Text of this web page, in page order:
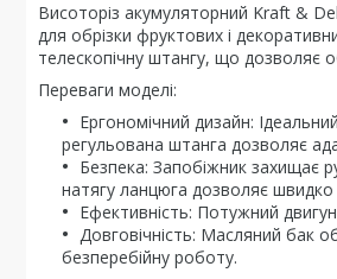
Висоторіз акумуляторний Kraft &
для обрізки фруктових і
телескопічну штангу, що дозволяє
Переваги моделі:
Ергономічний дизайн:
регульована штанга дозволяє
Безпека: Запобіжник захищає
натягу ланцюга дозволяє швидко
Ефективність: Потужний
Довговічність: Масляний бак
безперебійну роботу.